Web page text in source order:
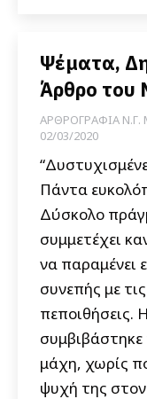
Ψέματα,
Άρθρο του
ΑΡΘΡΟΓΡΑΦΙΑ Ν.Γ.
02/03/2020
Πάντα
Δύσκολο
συμμετέχει
να παραμένει
συνεπής με
πεποιθήσεις.
συμβιβάστηκε
μάχη, χωρίς
ψυχή της